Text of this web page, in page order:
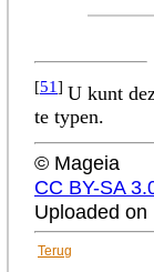
[51] U kunt
te typen.
© Mageia
CC BY-SA
Uploaded
Terug